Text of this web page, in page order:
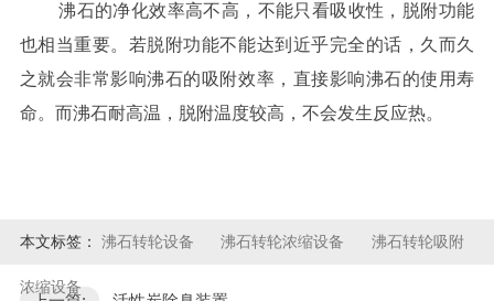
沸石的净化效率高不高，不能只看吸收性，脱附功能
也相当重要。若脱附功能不能达到近乎完全的话，久而久
之就会非常影响沸石的吸附效率，直接影响沸石的使用寿
命。而沸石耐高温，脱附温度较高，不会发生反应热。
本文标签： 沸石转轮设备 沸石转轮浓缩设备 沸石转轮吸附
浓缩设备